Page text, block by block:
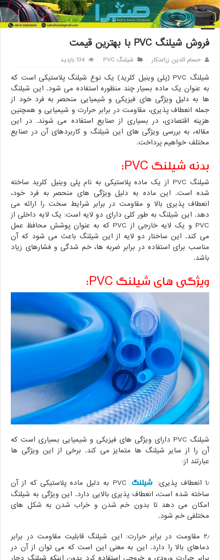
خانه / شیلنگ PVC فروش شیلنگ PVC با بهترین قیمت
فروش شیلنگ PVC با بهترین قیمت
حسام الدین زراعتکار شیلنگ PVC 134 بازدید
شیلنگ PVC (پلی وینیل کلرید) یک نوع شیلنگ پلاستیکی است که
به عنوان یک ماده بسیار چند منظوره استفاده می شود. این شیلنگ
ها به دلیل ویژگی های فیزیکی و شیمیایی منحصر به فرد خود از
جمله انعطاف پذیری، مقاومت در برابر حرارت و شیمیایی و همچنین
هزینه اقتصادی، در بسیاری از صنایع استفاده می شوند. در این
مقاله، به بررسی ویژگی های این شیلنگ و کاربردهای آن در صنایع
مختلف خواهیم پرداخت.
بدنه شیلنگ PVC:
شیلنگ PVC از یک ماده پلاستیکی به نام پلی وینیل کلرید ساخته
شده است. این ماده به دلیل ویژگی های منحصر به فرد خود،
انعطاف پذیری بالا و مقاومت در برابر شرایط سخت را ارائه می
دهد. این شیلنگ به طور کلی دارای دو لایه است: یک لایه داخلی از
PVC و یک لایه خارجی از PVC که به عنوان پوشش محافظ عمل
می کند. این ساختار دو لایه از این شیلنگ باعث می شود که آن
مناسب برای استفاده در برابر ضربه ها، خم شدگی و فشارهای زیاد
باشد.
ویژگی های شیلنگ PVC:
شیلنگ PVC دارای ویژگی های فیزیکی و شیمیایی بسیاری است که
آن را از سایر شیلنگ ها متمایز می کند. برخی از این ویژگی ها
عبارتند از:
۱٫ انعطاف پذیری:
شیلنگ
PVC به دلیل ماده پلاستیکی که از آن
ساخته شده است، انعطاف پذیری بالایی دارد. این ویژگی به شیلنگ
امکان می دهد تا بدون خم شدن و خراب شدن به شکل های
مختلفی خم شود.
۲٫ مقاومت در برابر حرارت: این شیلنگ قابلیت مقاومت در برابر
دماهای بالا را دارد. این به معنی این است که می توان از آن در